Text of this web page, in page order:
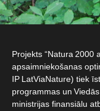
Projekts “Natura 2000
apsaimniekošanas
IP LatViaNature) tiek
programmas un
ministrijas finansiālu